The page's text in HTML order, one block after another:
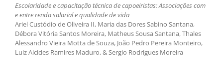
Escolaridade e capacitação técnica de capoeiristas: Associações com
e entre renda salarial e qualidade de vida
Ariel Custódio de Oliveira II, Maria das Dores Sabino Santana,
Débora Vitória Santos Moreira, Matheus Sousa Santana, Thales
Alessandro Vieira Motta de Souza, João Pedro Pereira Monteiro,
Luiz Alcides Ramires Maduro, & Sergio Rodrigues Moreira